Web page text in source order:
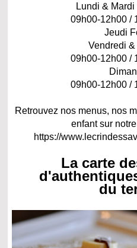
Lundi &
09h00-12h00 /
Jeudi
Vendredi
09h00-12h00 /
09h00-12h00 /
Retrouvez nos menus, nos
enfant sur
https://
La carte
du